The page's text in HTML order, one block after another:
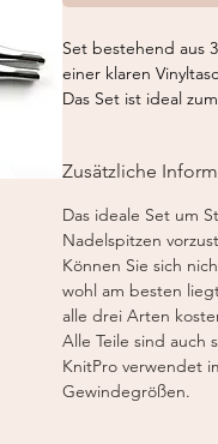
Set bestehend aus
einer klaren
Das Set ist ideal
3 Paar
4,0 mm - Nova
5,0 mm - Royale
Zubehör:
2 auswechselbare
x für ca. 80 cm
*die endgültige
der Nadelspitzen
4 Seil Endstücke
Zusätzliche
Das ideale Set um
Nadelspitzen
Können Sie sich
wohl am besten
alle drei Arten
Alle Teile sind auch
KnitPro verwendet
Gewindegrößen.